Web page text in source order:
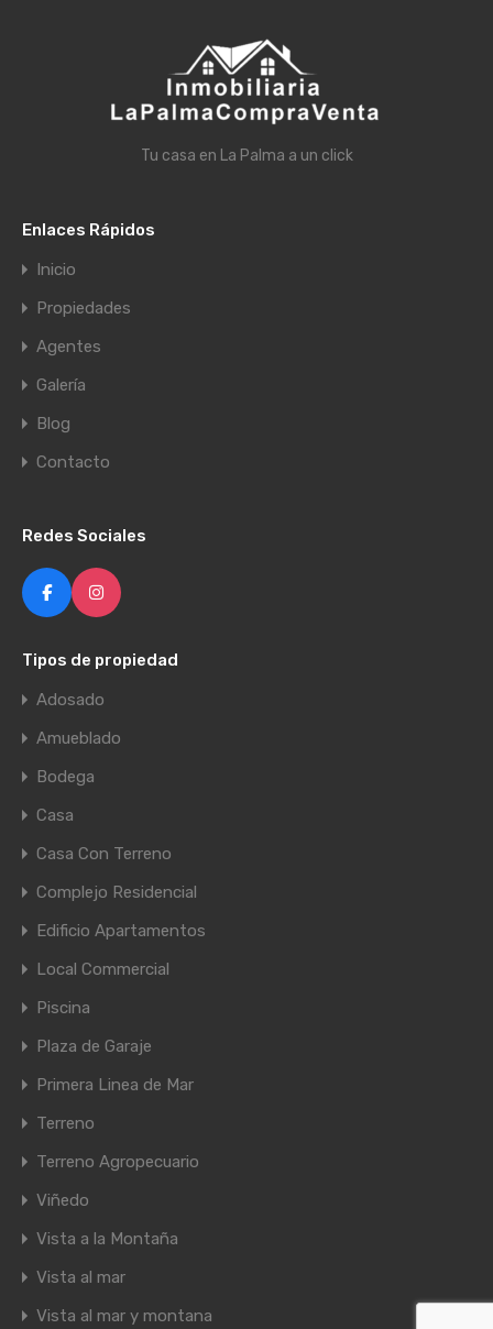
Tu casa en La Palma a un click
Enlaces Rápidos
Inicio
Propiedades
Agentes
Galería
Blog
Contacto
Redes Sociales
Tipos de propiedad
Adosado
Amueblado
Bodega
Casa
Casa Con Terreno
Complejo Residencial
Edificio Apartamentos
Local Commercial
Piscina
Plaza de Garaje
Primera Linea de Mar
Terreno
Terreno Agropecuario
Viñedo
Vista a la Montaña
Vista al mar
Vista al mar y montana